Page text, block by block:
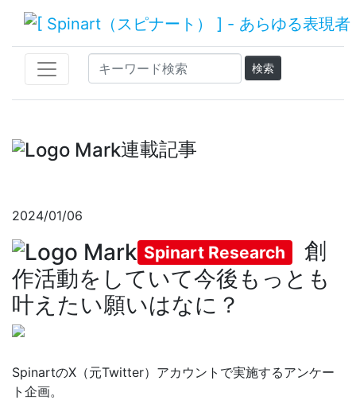
連載記事
2024/01/06
Spinart Research
創
作活動をしていて今後もっとも
叶えたい願いはなに？
SpinartのX（元Twitter）アカウントで実施するアンケー
ト企画。